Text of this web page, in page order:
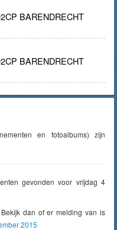
BARENDRECHT
BARENDRECHT
en fotoalbums) zijn
gevonden voor vrijdag 4
dan of er melding van is
2015